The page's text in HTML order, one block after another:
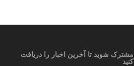
مشترک شوید تا آخرین اخبار را دریافت
کنید